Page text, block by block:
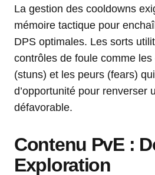
La gestion des cooldowns
mémoire tactique pour
DPS optimales. Les sorts
contrôles de foule comme
(stuns) et les peurs (fears)
d’opportunité pour renverser
défavorable.
Contenu PvE :
Exploration